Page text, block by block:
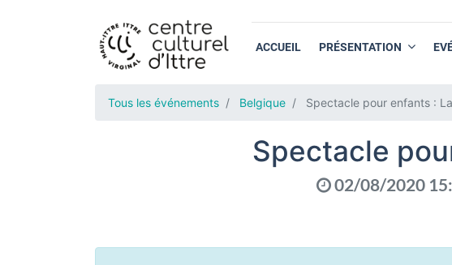
ACCUEIL PRÉSENTATION
Tous les événements Belgique Spectacle pour enfants :
Spectacle
02/08/2020